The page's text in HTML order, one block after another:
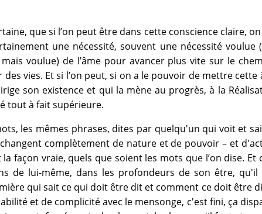
que si l’on peut être dans cette conscience claire,
une nécessité, souvent une nécessité voulue
voulue) de l’âme pour avancer plus vite sur le
vies. Et si l’on peut, si on a le pouvoir de mettre cette
son existence et qui la mène au progrès, à la
tout à fait supérieure.
les mêmes phrases, dites par quelqu'un qui voit et
complètement de nature et de pouvoir – et
façon vraie, quels que soient les mots que l’on dise. Et
de lui-même, dans les profondeurs de son être, qu'il
qui sait ce qui doit être dit et comment ce doit être
et de complicité avec le mensonge, c'est fini, ça